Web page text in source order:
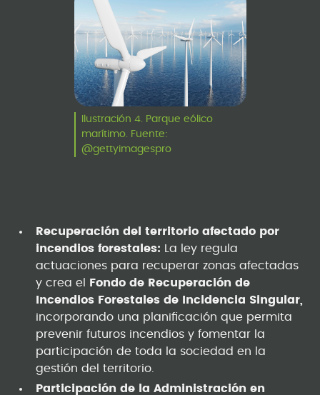
Ilustración 4. Parque eólico
marítimo. Fuente:
@gettyimagespro
Recuperación del territorio afectado por
incendios forestales: La ley regula
actuaciones para recuperar zonas afectadas
y crea el
Fondo de Recuperación de
Incendios Forestales de Incidencia Singular,
incorporando una planificación que permita
prevenir futuros incendios y fomentar la
participación de toda la sociedad en la
gestión del territorio.
Participación de la Administración en